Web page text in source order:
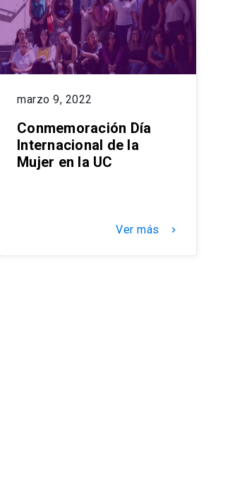
marzo 9, 2022
Conmemoración Día
Internacional de la
Mujer en la UC
Ver más keyboard_arrow_right